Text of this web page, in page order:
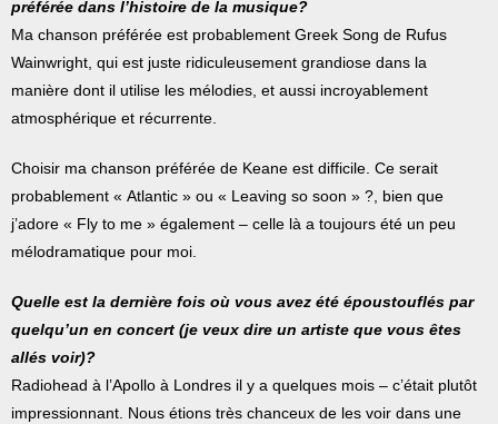
préférée dans l’histoire de la musique?
Ma chanson préférée est probablement Greek Song de Rufus
Wainwright, qui est juste ridiculeusement grandiose dans la
manière dont il utilise les mélodies, et aussi incroyablement
atmosphérique et récurrente.
Choisir ma chanson préférée de Keane est difficile. Ce serait
probablement « Atlantic » ou « Leaving so soon » ?, bien que
j’adore « Fly to me » également – celle là a toujours été un peu
mélodramatique pour moi.
Quelle est la dernière fois où vous avez été époustouflés par
quelqu’un en concert (je veux dire un artiste que vous êtes
allés voir)?
Radiohead à l’Apollo à Londres il y a quelques mois – c’était plutôt
impressionnant. Nous étions très chanceux de les voir dans une